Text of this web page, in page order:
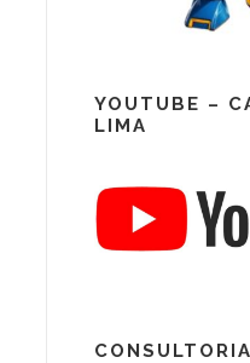
YOUTUBE –
LIMA
CONSULTORIA